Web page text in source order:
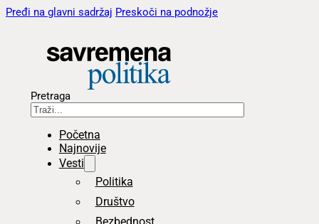
Pređi na glavni sadržaj Preskoči na podnožje
Pretraga
Početna
Najnovije
Vesti
Politika
Društvo